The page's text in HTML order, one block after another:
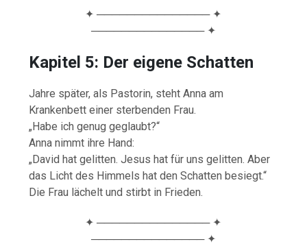
✦ ─────────────── ✦
─────────────── ✦
Kapitel 5: Der eigene Schatten
Jahre später, als Pastorin, steht Anna am
Krankenbett einer sterbenden Frau.
„Habe ich genug geglaubt?“
Anna nimmt ihre Hand:
„David hat gelitten. Jesus hat für uns gelitten. Aber
das Licht des Himmels hat den Schatten besiegt.“
Die Frau lächelt und stirbt in Frieden.
✦ ─────────────── ✦
─────────────── ✦